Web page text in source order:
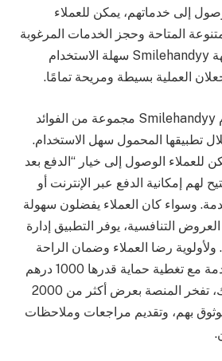
إلى خدماتهم، يمكن للعملاء
المتاحة وحجز الخدمات المرغوبة
ببضع نقرات فقط. واجهة Smilehandyy سهلة الاستخدام
العملية بسيطة ومريحة تمامًا.
بالإضافة إلى ذلك، تقدم Smilehandyy مجموعة من الفوائد
تطبيقها المحمول سهل الاستخدام.
للعملاء الوصول إلى خيار “الدفع بعد
لهم إمكانية الدفع عبر الإنترنت أو
وسواء كان العملاء يفضلون سهولة
التنافسية، يوفر التطبيق إدارة
رضا العملاء وضمان الراحة
النفسية، تترافق كل خدمة مع تغطية حماية قدرها 1000 درهم
إماراتي. علاوة على ذلك، تفخر المنصة بعرض أكثر من 2000
بهم، وتقديم مراجعات وملاحظات